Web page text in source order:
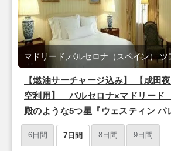
【燃油サーチャージ込み】 【成田
空利用】 バルセロナ×マドリー
殿のような5つ星『ウェスティン パ
ザイナーが手掛けた5つ星『サー ビ
◇◆ 7日間
マドリード,バルセロナ（スペイン）
6日間 7日間 8日間 9日間